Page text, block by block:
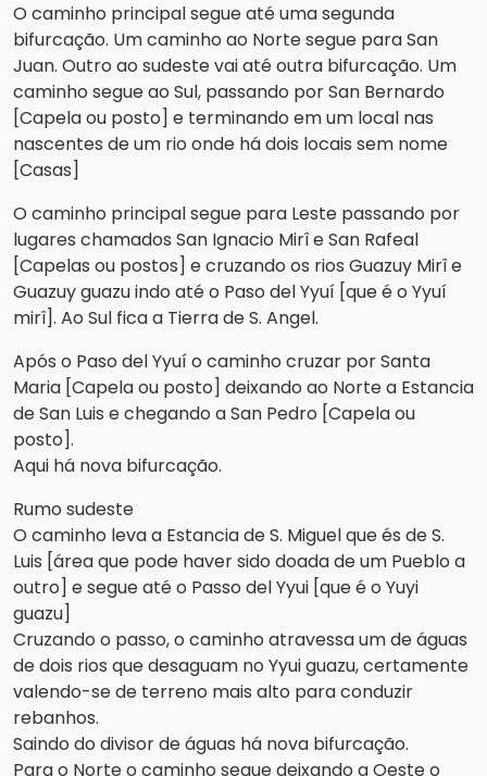
O caminho principal segue até uma segunda
bifurcação. Um caminho ao Norte segue para San
Juan. Outro ao sudeste vai até outra bifurcação. Um
caminho segue ao Sul, passando por San Bernardo
[Capela ou posto] e terminando em um local nas
nascentes de um rio onde há dois locais sem nome
[Casas]
O caminho principal segue para Leste passando por
lugares chamados San Ignacio Mirî e San Rafeal
[Capelas ou postos] e cruzando os rios Guazuy Mirî e
Guazuy guazu indo até o Paso del Yyuí [que é o Yyuí
mirî]. Ao Sul fica a Tierra de S. Angel.
Após o Paso del Yyuí o caminho cruzar por Santa
Maria [Capela ou posto] deixando ao Norte a Estancia
de San Luis e chegando a San Pedro [Capela ou
posto].
Aqui há nova bifurcação.
Rumo sudeste
O caminho leva a Estancia de S. Miguel que és de S.
Luis [área que pode haver sido doada de um Pueblo a
outro] e segue até o Passo del Yyui [que é o Yuyi
guazu]
Cruzando o passo, o caminho atravessa um de águas
de dois rios que desaguam no Yyui guazu, certamente
valendo-se de terreno mais alto para conduzir
rebanhos.
Saindo do divisor de águas há nova bifurcação.
Para o Norte o caminho segue deixando a Oeste o